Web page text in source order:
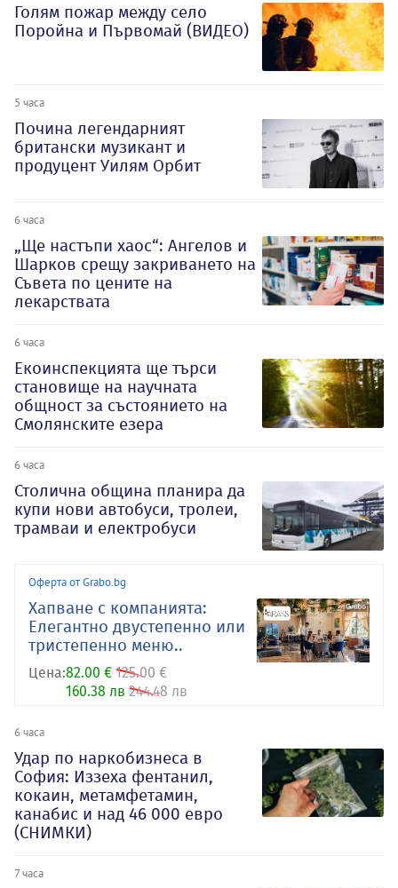
Голям пожар между село
Поройна и Първомай (ВИДЕО)
5 часа
Почина легендарният
британски музикант и
продуцент Уилям Орбит
6 часа
„Ще настъпи хаос“: Ангелов и
Шарков срещу закриването на
Съвета по цените на
лекарствата
6 часа
Екоинспекцията ще търси
становище на научната
общност за състоянието на
Смолянските езера
6 часа
Столична община планира да
купи нови автобуси, тролеи,
трамваи и електробуси
Оферта от Grabo.bg
Хапване с компанията:
Елегантно двустепенно или
тристепенно меню..
Цена:82.00 € 125.00 €
160.38 лв 244.48 лв
6 часа
Удар по наркобизнеса в
София: Иззеха фентанил,
кокаин, метамфетамин,
канабис и над 46 000 евро
(СНИМКИ)
7 часа